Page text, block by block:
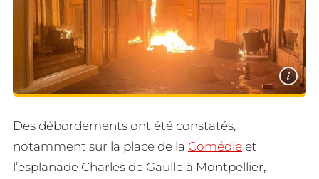
i
Des débordements ont été constatés,
notamment sur la place de la Comédie et
l’esplanade Charles de Gaulle à Montpellier,